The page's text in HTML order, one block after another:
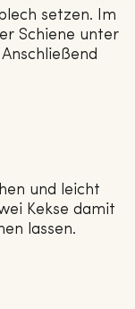
setzen. Im
Schiene unter
und leicht
Kekse damit
lassen.